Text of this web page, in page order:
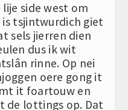
lije side west om
tsjintwurdich giet
sels jierren dien
dus ik wit
rinne. Op nei
oere gong it
it foartouw en
de lottings op. Dat